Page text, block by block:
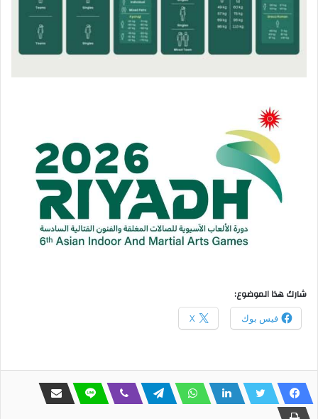
شارك هذا الموضوع:
فيس بوك X